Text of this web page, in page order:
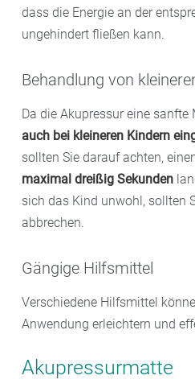
dass die Energie an der
ungehindert fließen kann.
Behandlung von
Da die Akupressur eine
auch bei kleineren Kindern
sollten Sie darauf achten,
maximal dreißig Sekunden
sich das Kind unwohl, sollten
abbrechen.
Gängige Hilfsmittel
Verschiedene Hilfsmittel
Anwendung erleichtern und
Akupressurmatte